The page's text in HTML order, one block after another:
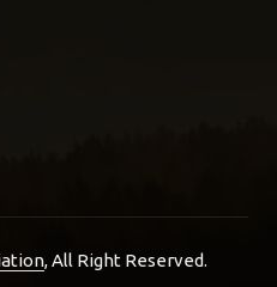
, All Right Reserved.